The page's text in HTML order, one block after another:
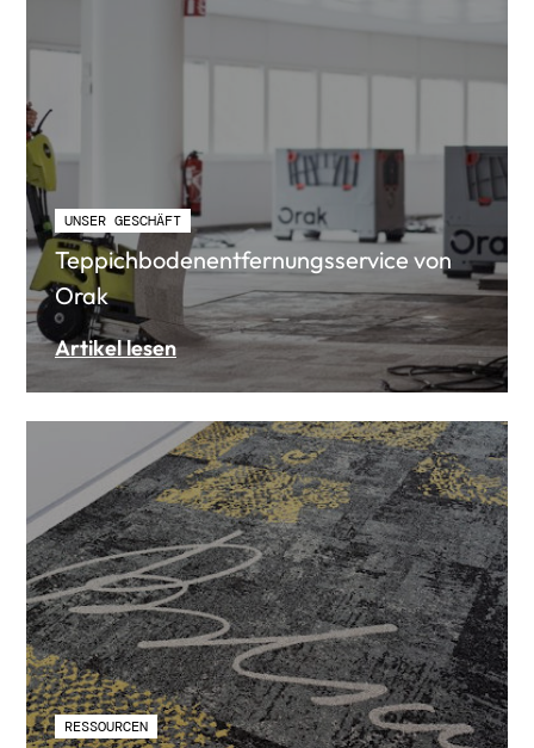
UNSER GESCHÄFT
Teppichbodenentfernungsservice von
Orak
Artikel lesen
RESSOURCEN